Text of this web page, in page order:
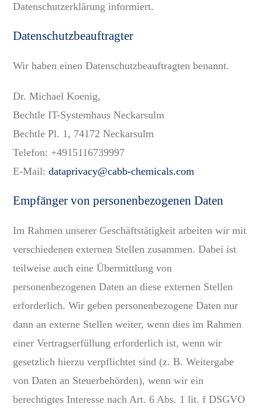
Datenschutzerklärung informiert.
Datenschutz­beauftragter
Wir haben einen Datenschutzbeauftragten benannt.
Dr. Michael Koenig,
Bechtle IT-Systemhaus Neckarsulm
Bechtle Pl. 1, 74172 Neckarsulm
Telefon: +4915116739997
E-Mail:dataprivacy@cabb-chemicals.com
Empfänger von personenbezogenen Daten
Im Rahmen unserer Geschäftstätigkeit arbeiten wir mit
verschiedenen externen Stellen zusammen. Dabei ist
teilweise auch eine Übermittlung von
personenbezogenen Daten an diese externen Stellen
erforderlich. Wir geben personenbezogene Daten nur
dann an externe Stellen weiter, wenn dies im Rahmen
einer Vertragserfüllung erforderlich ist, wenn wir
gesetzlich hierzu verpflichtet sind (z. B. Weitergabe
von Daten an Steuerbehörden), wenn wir ein
berechtigtes Interesse nach Art. 6 Abs. 1 lit. f DSGVO